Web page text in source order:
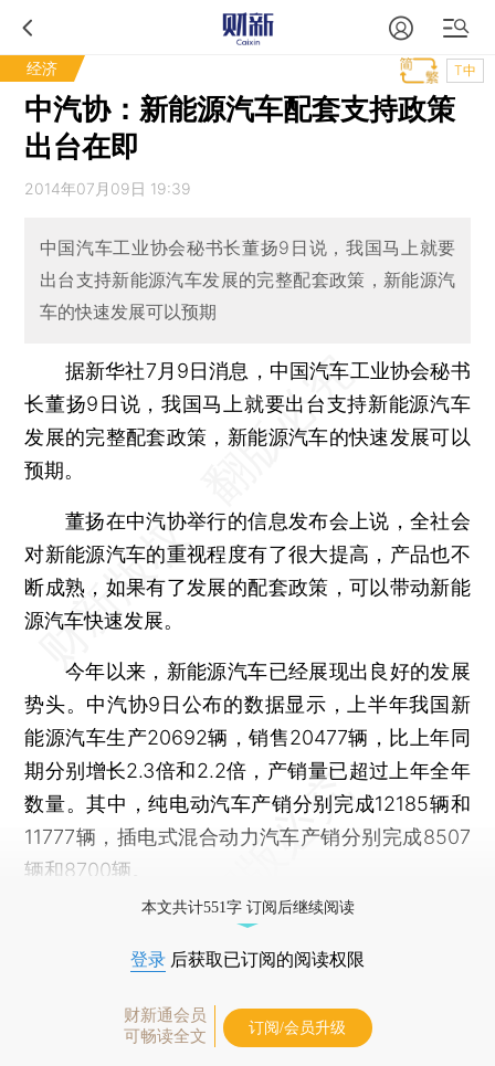
经济 T中
中汽协：新能源汽车配套支持政策
出台在即
2014年07月09日 19:39
中国汽车工业协会秘书长董扬9日说，我国马上就要
出台支持新能源汽车发展的完整配套政策，新能源汽
车的快速发展可以预期
据新华社7月9日消息，中国汽车工业协会秘书
长董扬9日说，我国马上就要出台支持新能源汽车
发展的完整配套政策，新能源汽车的快速发展可以
预期。
董扬在中汽协举行的信息发布会上说，全社会
对新能源汽车的重视程度有了很大提高，产品也不
断成熟，如果有了发展的配套政策，可以带动新能
源汽车快速发展。
今年以来，新能源汽车已经展现出良好的发展
势头。中汽协9日公布的数据显示，上半年我国新
能源汽车生产20692辆，销售20477辆，比上年同
期分别增长2.3倍和2.2倍，产销量已超过上年全年
数量。其中，纯电动汽车产销分别完成12185辆和
11777辆，插电式混合动力汽车产销分别完成8507
辆和8700辆。
本文共计551字 订阅后继续阅读
登录 后获取已订阅的阅读权限
财新通会员
可畅读全文
订阅/会员升级